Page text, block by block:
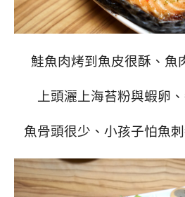
鮭魚肉烤到魚皮很酥、魚
上頭灑上海苔粉與蝦卵
魚骨頭很少、小孩子怕魚